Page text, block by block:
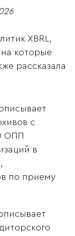
XBRL,
которые
рассказала
с
ОПП
в
по приему